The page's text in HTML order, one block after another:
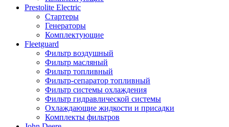
Prestolite Electric
Стартеры
Генераторы
Комплектующие
Fleetguard
Фильтр воздушный
Фильтр масляный
Фильтр топливный
Фильтр-сепаратор топливный
Фильтр системы охлаждения
Фильтр гидравлической системы
Охлаждающие жидкости и присадки
Комплекты фильтров